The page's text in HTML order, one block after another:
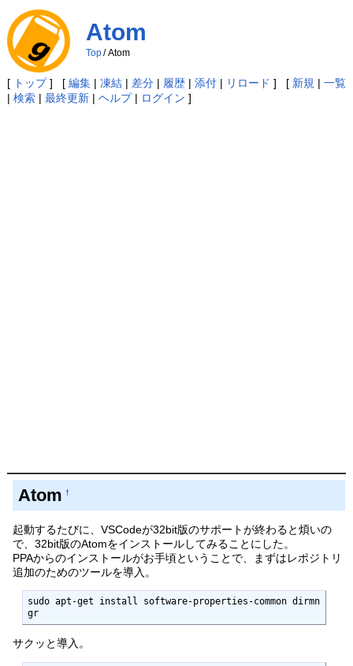
Atom
Top/ Atom
[ トップ] [ 編集| 凍結| 差分| 履歴| 添付| リロード ] [ 新規 | 一覧
| 検索| 最終更新| ヘルプ| ログイン ]
Atom †
起動するたびに、VSCodeが32bit版のサポートが終わると煩いの
で、32bit版のAtomをインストールしてみることにした。
PPAからのインストールがお手頃ということで、まずはレポジトリ
追加のためのツールを導入。
sudo apt-get install software-properties-common dirmn
gr
サクッと導入。